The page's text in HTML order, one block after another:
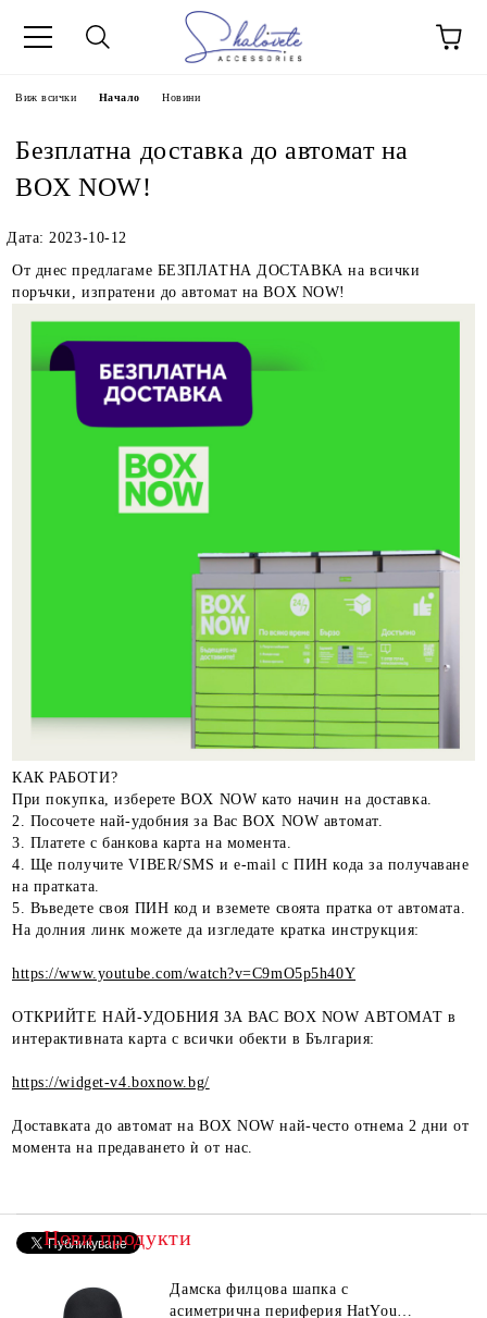
Виж всички Начало Новини
Безплатна доставка до автомат на
BOX NOW!
Дата: 2023-10-12
От днес предлагаме БЕЗПЛАТНА ДОСТАВКА на всички
поръчки, изпратени до автомат на BOX NOW!
КАК РАБОТИ?
При покупка, изберете BOX NOW като начин на доставка.
2. Посочете най-удобния за Вас BOX NOW автомат.
3. Платете с банкова карта на момента.
4. Ще получите VIBER/SMS и e-mail с ПИН кода за получаване
на пратката.
5. Въведете своя ПИН код и вземете своята пратка от автомата.
На долния линк можете да изгледате кратка инструкция:
https://www.youtube.com/watch?v=C9mO5p5h40Y
ОТКРИЙТЕ НАЙ-УДОБНИЯ ЗА ВАС BOX NOW АВТОМАТ в
интерактивната карта с всички обекти в България:
https://widget-v4.boxnow.bg/
Доставката до автомат на BOX NOW най-често отнема 2 дни от
момента на предаването ѝ от нас.
Нови продукти
Дамска филцова шапка с
асиметрична периферия HatYou